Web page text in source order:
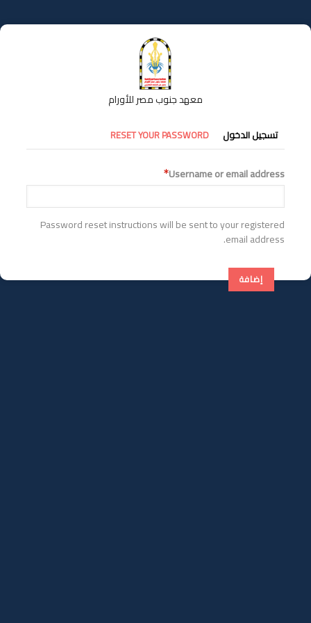
إلى
المحتوى
معهد جنوب مصر للأورام
التبويبات
الأساسية
تسجيل الدخول RESET YOUR PASSWORD
Username or email address
Password reset instructions will be sent to your registered
email address.